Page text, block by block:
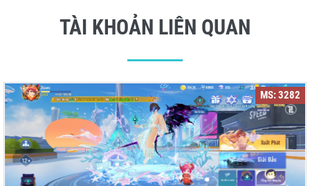
TÀI KHOẢN LIÊN QUAN
MS: 3282